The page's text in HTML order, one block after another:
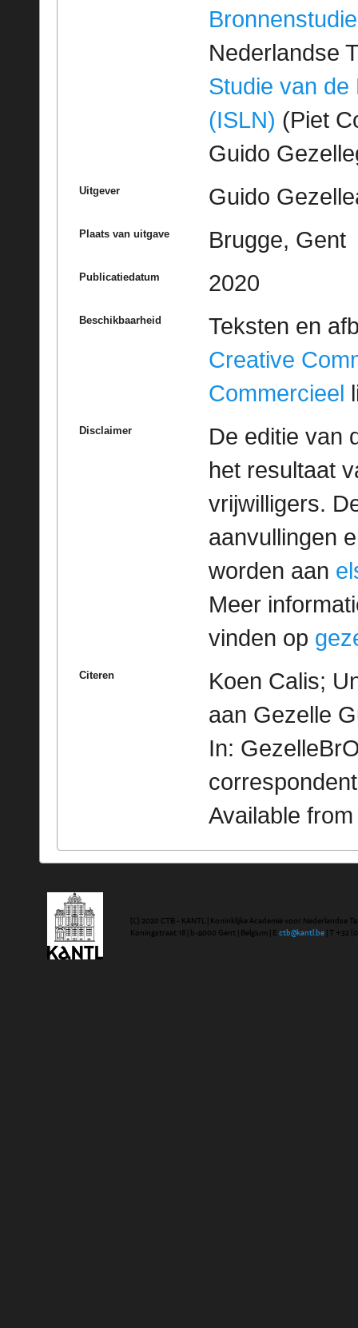
Bronnenstudie
Nederlandse
Studie van de
(ISLN) (Piet
Guido
Uitgever Guido
Plaats van uitgave Brugge, Gent
Publicatiedatum 2020
Beschikbaarheid
Teksten en
Creative
Commercieel
Disclaimer
De editie van
het resultaat
vrijwilligers.
aanvullingen
worden aan
Meer
vinden op
Citeren
Koen Calis;
aan Gezelle
In:
Available
(C) 2020 CTB - KANTL | Koninklijke Academie voor Nederlandse
Koningstraat 18 | b-9000 Gent | Belgium | E ctb@kantl.be | T +32